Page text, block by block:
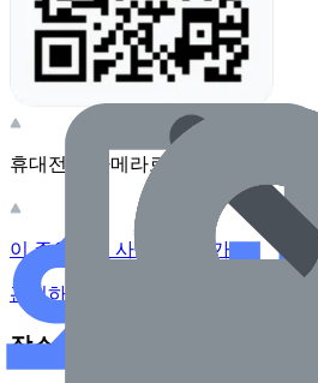
휴대전화 카메라로 찍어보세요
이 주유소의 사장님이신가요?
관리하기
장소 근처 주유소